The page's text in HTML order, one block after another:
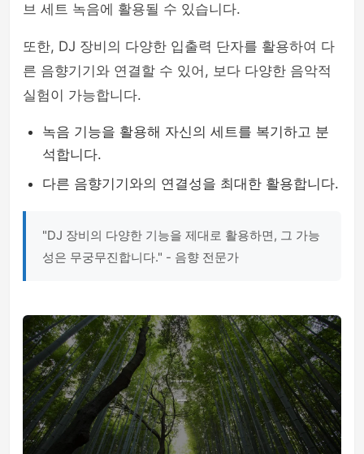
브 세트 녹음에 활용될 수 있습니다.
또한, DJ 장비의 다양한 입출력 단자를 활용하여 다
른 음향기기와 연결할 수 있어, 보다 다양한 음악적
실험이 가능합니다.
녹음 기능을 활용해 자신의 세트를 복기하고 분
석합니다.
다른 음향기기와의 연결성을 최대한 활용합니다.
"DJ 장비의 다양한 기능을 제대로 활용하면, 그 가능
성은 무궁무진합니다." - 음향 전문가